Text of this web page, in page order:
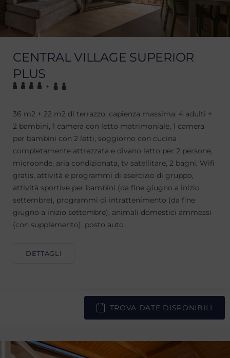
CENTRAL VILLAGE SUPERIOR
PLUS
+
36 m2 + 22 m2 di terrazzo, capienza massima: 4 adulti +
2 bambini, 1 camera con letto matrimoniale, 1 camera
per bambini con 2 letti, soggiorno con cucina
completamente attrezzata e divano letto per 2 persone,
microonde, aria condizionata, tv satellitare, 2 bagni, Wifi
gratis, attività e programmi di esercizio di gruppo,
attività sportive per bambini (da fine giugno a inizio
settembre), programmi di intrattenimento (da fine
giugno a inizio settembre), animali domestici ammessi
(con supplemento), posto auto
DETTAGLI
TROVA DATE DISPONIBILI